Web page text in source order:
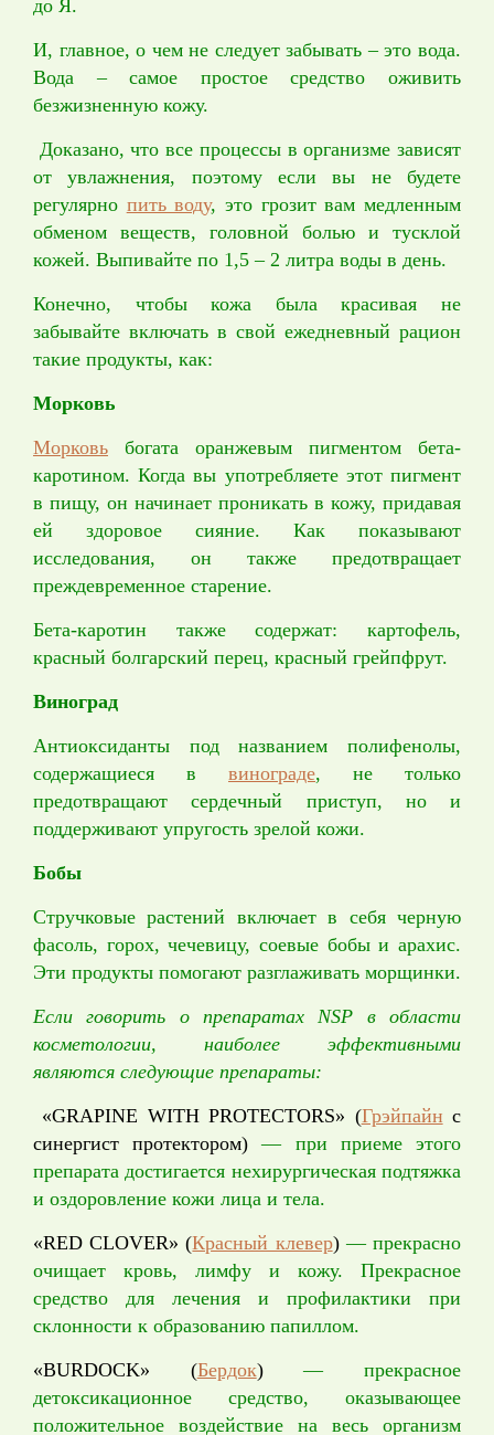
до Я.
И, главное, о чем не следует забывать – это вода.
Вода – самое простое средство оживить
безжизненную кожу.
Доказано, что все процессы в организме зависят
от увлажнения, поэтому если вы не будете
регулярно пить воду, это грозит вам медленным
обменом веществ, головной болью и тусклой
кожей. Выпивайте по 1,5 – 2 литра воды в день.
Конечно, чтобы кожа была красивая не
забывайте включать в свой ежедневный рацион
такие продукты, как:
Морковь
Морковь богата оранжевым пигментом бета-
каротином. Когда вы употребляете этот пигмент
в пищу, он начинает проникать в кожу, придавая
ей здоровое сияние. Как показывают
исследования, он также предотвращает
преждевременное старение.
Бета-каротин также содержат: картофель,
красный болгарский перец, красный грейпфрут.
Виноград
Антиоксиданты под названием полифенолы,
содержащиеся в винограде, не только
предотвращают сердечный приступ, но и
поддерживают упругость зрелой кожи.
Бобы
Стручковые растений включает в себя черную
фасоль, горох, чечевицу, соевые бобы и арахис.
Эти продукты помогают разглаживать морщинки.
Если говорить о препаратах NSP в области
косметологии, наиболее эффективными
являются следующие препараты:
«GRAPINE WITH PROTECTORS» (Грэйпайн с
синергист протектором) — при приеме этого
препарата достигается нехирургическая подтяжка
и оздоровление кожи лица и тела.
«RED CLOVER» (Красный клевер)— прекрасно
очищает кровь, лимфу и кожу. Прекрасное
средство для лечения и профилактики при
склонности к образованию папиллом.
«BURDOCK» (Бердок)— прекрасное
детоксикационное средство, оказывающее
положительное воздействие на весь организм